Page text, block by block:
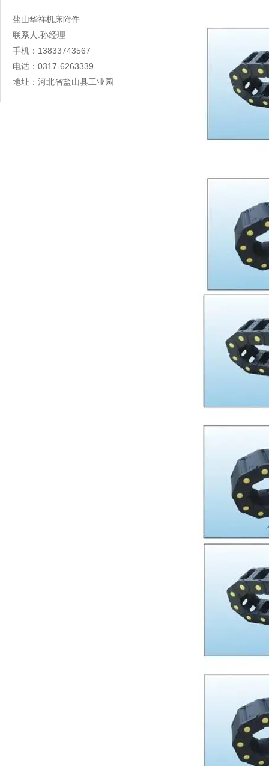
盐山华祥机床附件
联系人:孙经理
手机：13833743567
电话：0317-6263339
地址：河北省盐山县工业园